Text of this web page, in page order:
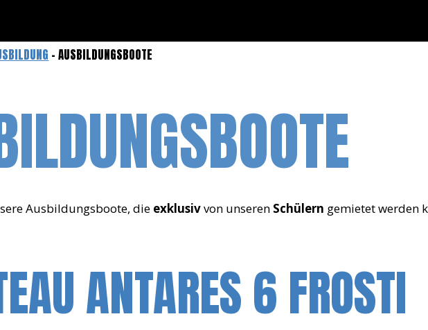
- AUSBILDUNGSBOOTE
Ausbildungsboote, die exklusivvon unseren Schülern gemietet werden
ANTARES 6 FROSTI